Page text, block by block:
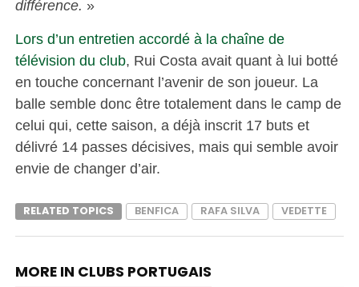
différence. »
Lors d’un entretien accordé à la chaîne de
télévision du club, Rui Costa avait quant à lui botté
en touche concernant l’avenir de son joueur. La
balle semble donc être totalement dans le camp de
celui qui, cette saison, a déjà inscrit 17 buts et
délivré 14 passes décisives, mais qui semble avoir
envie de changer d’air.
RELATED TOPICS BENFICA RAFA SILVA VEDETTE
MORE IN CLUBS PORTUGAIS